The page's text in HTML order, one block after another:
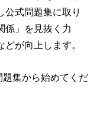
公式問題集に取り
係」を見抜く力
が向上します。
集から始めてくだ